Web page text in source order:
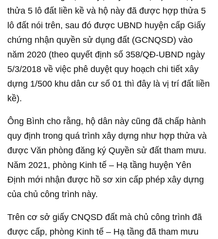
thửa 5 lô đất liền kề và hộ này đã được hợp thửa 5
lô đất nói trên, sau đó được UBND huyện cấp Giấy
chứng nhận quyền sử dụng đất (GCNQSD) vào
năm 2020 (theo quyết định số 358/QĐ-UBND ngày
5/3/2018 về việc phê duyệt quy hoạch chi tiết xây
dựng 1/500 khu dân cư số 01 thì đây là vị trí đất liền
kề).
Ông Bình cho rằng, hộ dân này cũng đã chấp hành
quy định trong quá trình xây dựng như hợp thửa và
được Văn phòng đăng ký Quyền sử đất tham mưu.
Năm 2021, phòng Kinh tế – Hạ tầng huyện Yên
Định mới nhận được hồ sơ xin cấp phép xây dựng
của chủ công trình này.
Trên cơ sở giấy CNQSD đất mà chủ công trình đã
được cấp, phòng Kinh tế – Hạ tầng đã tham mưu